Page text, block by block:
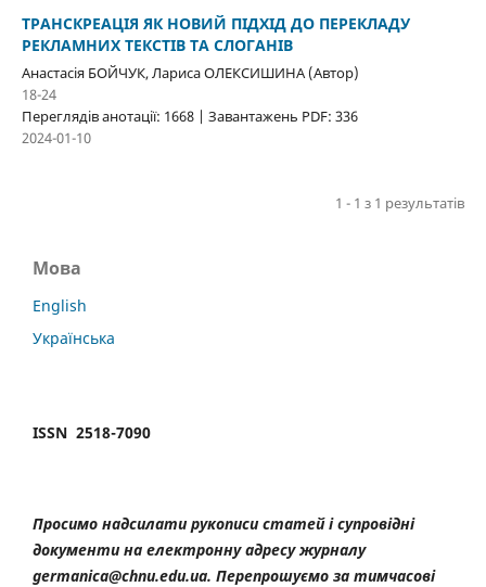
ТРАНСКРЕАЦІЯ ЯК НОВИЙ ПІДХІД ДО ПЕРЕКЛАДУ
РЕКЛАМНИХ ТЕКСТІВ ТА СЛОГАНІВ
Анастасія БОЙЧУК, Лариса ОЛЕКСИШИНА (Автор)
18-24
Переглядів анотації: 1668 | Завантажень PDF: 336
2024-01-10
1 - 1 з 1 результатів
Мова
English
Українська
ISSN 2518-7090
Просимо надсилати рукописи статей і супровідні
документи на електронну адресу журналу
germanica@chnu.edu.ua. Перепрошуємо за тимчасові